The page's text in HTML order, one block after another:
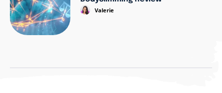
Valerie